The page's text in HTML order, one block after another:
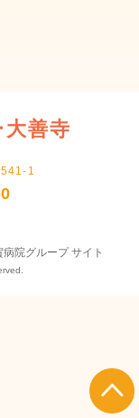
善寺
1
病院グループ サイト